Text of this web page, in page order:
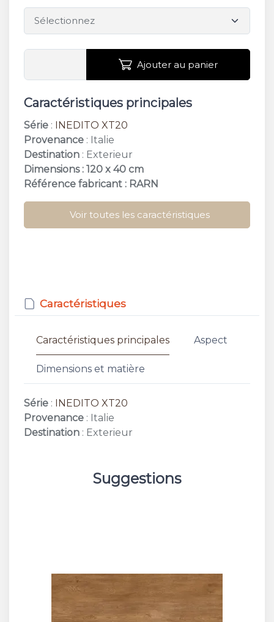
Ajouter au panier
Caractéristiques principales
Série :
INEDITO XT20
Provenance : Italie
Destination : Exterieur
Dimensions : 120 x 40 cm
Référence fabricant : RARN
Voir toutes les caractéristiques
Caractéristiques
Caractéristiques principales Aspect
Dimensions et matière
Série :
INEDITO XT20
Provenance : Italie
Destination : Exterieur
Suggestions